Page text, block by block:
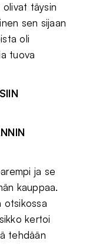
täysin
sen sijaan
oli
tuova
ja se
kauppaa.
otsikossa
kertoi
tehdään